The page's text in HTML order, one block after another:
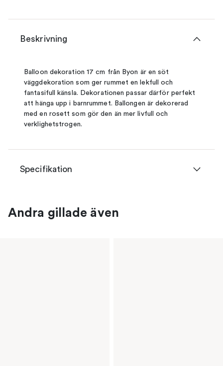
Beskrivning
Balloon dekoration 17 cm från Byon är en söt
väggdekoration som ger rummet en lekfull och
fantasifull känsla. Dekorationen passar därför perfekt
att hänga upp i barnrummet. Ballongen är dekorerad
med en rosett som gör den än mer livfull och
verklighetstrogen.
Specifikation
Andra gillade även